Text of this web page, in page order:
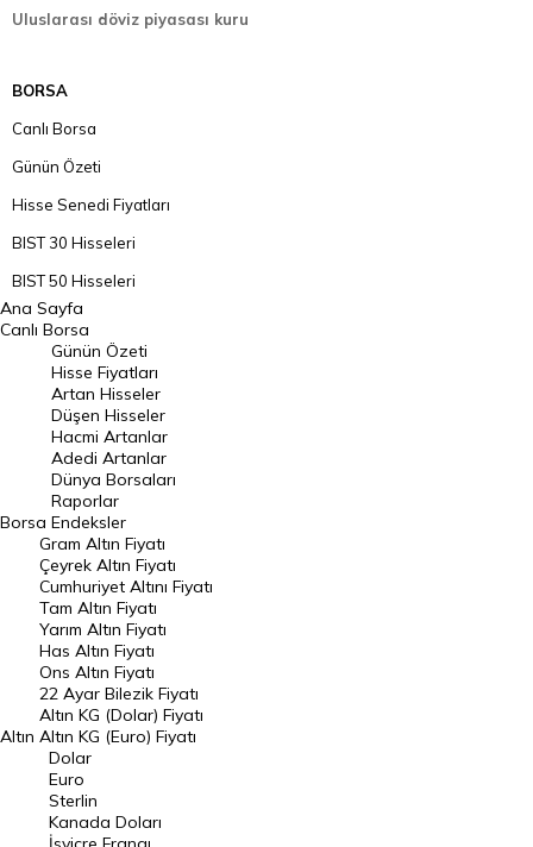
Uluslarası döviz piyasası kuru
BORSA
Canlı Borsa
Günün Özeti
Hisse Senedi Fiyatları
BIST 30 Hisseleri
BIST 50 Hisseleri
BIST 100 Hisseleri
En Çok Artan Hisseler
En Çok Düşen Hisseler
Hacmi Artanlar
Geçmiş Kapanışlar
Dünya Borsaları
Raporlar
Endeksler
DÖVİZ
Döviz Kuru
Dolar Kuru
Euro Kuru
Pound Kuru
Frank Kuru
Ana Sayfa
Canlı Borsa
Borsa
Günün Özeti
Hisse Fiyatları
Artan Hisseler
Düşen Hisseler
Hacmi Artanlar
Adedi Artanlar
Dünya Borsaları
Raporlar
Endeksler
Altın
Gram Altın Fiyatı
Çeyrek Altın Fiyatı
Cumhuriyet Altını Fiyatı
Tam Altın Fiyatı
Yarım Altın Fiyatı
Has Altın Fiyatı
Ons Altın Fiyatı
22 Ayar Bilezik Fiyatı
Altın KG (Dolar) Fiyatı
Altın KG (Euro) Fiyatı
Dolar
Euro
Sterlin
Kanada Doları